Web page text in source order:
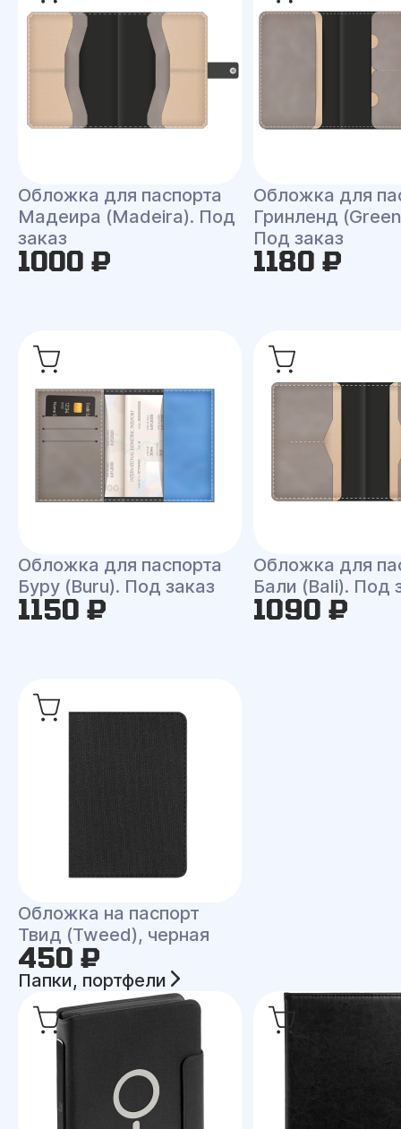
Обложка для паспорта
Мадеира (Madeira). Под
заказ
1000 ₽
Обложка для
Гринленд
Под заказ
1180 ₽
Обложка для паспорта
Буру (Buru). Под заказ
1150 ₽
Обложка для
Бали (Bali). Под
1090 ₽
Обложка на паспорт
Твид (Tweed), черная
450 ₽
Папки, портфели